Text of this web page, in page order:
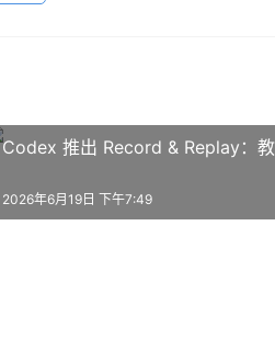
Codex 推出 Record & Replay：
2026年6月19日 下午7:49